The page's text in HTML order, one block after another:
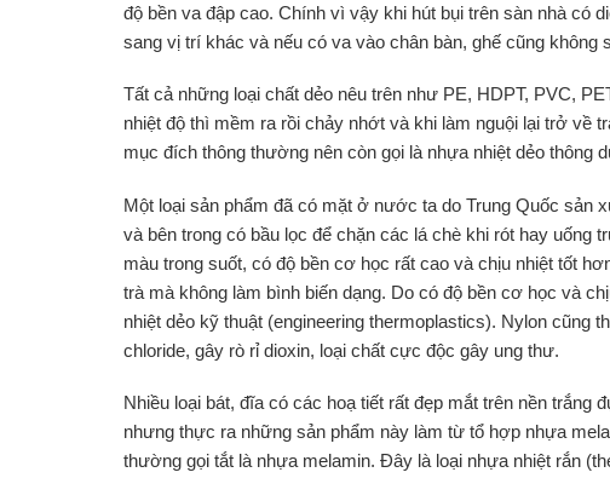
độ bền va đập cao. Chính vì vậy khi hút bụi trên sàn nhà có
sang vị trí khác và nếu có va vào chân bàn, ghế cũng không
Tất cả những loại chất dẻo nêu trên như PE, HDPT, PVC,
nhiệt độ thì mềm ra rồi chảy nhớt và khi làm nguội lại trở về
mục đích thông thường nên còn gọi là nhựa nhiệt dẻo thông
Một loại sản phẩm đã có mặt ở nước ta do Trung Quốc sản
và bên trong có bầu lọc để chặn các lá chè khi rót hay uống
màu trong suốt, có độ bền cơ học rất cao và chịu nhiệt tốt
trà mà không làm bình biến dạng. Do có độ bền cơ học và
nhiệt dẻo kỹ thuật (engineering thermoplastics). Nylon cũng
chloride, gây rò rỉ dioxin, loại chất cực độc gây ung thư.
Nhiều loại bát, đĩa có các hoạ tiết rất đẹp mắt trên nền trắng
nhưng thực ra những sản phẩm này làm từ tổ hợp nhựa
thường gọi tắt là nhựa melamin. Đây là loại nhựa nhiệt rắn